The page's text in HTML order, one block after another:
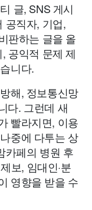
글, SNS 게시
공직자, 기업,
판하는 글을 올
공익적 문제 제
니다.
해, 정보통신망
다. 그런데 새
빨라지면, 이용
중에 다투는 상
카페의 병원 후
보, 임대인·분
영향을 받을 수